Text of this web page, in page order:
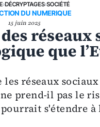
›DÉCRYPTAGES›SOCIÉTÉ
DU NUMERIQUE
15 juin 2025
réseaux
que
réseaux sociaux
prend-il pas le
s'étendre à